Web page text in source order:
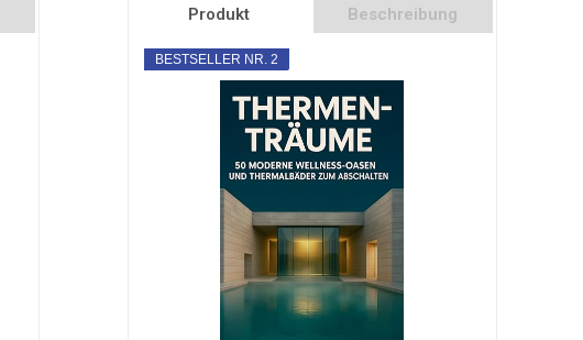
Produkt Beschreibung
BESTSELLER NR. 2